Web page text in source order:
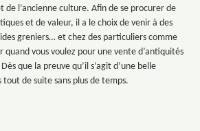
l’ancienne culture. Afin de se procurer de
et de valeur, il a le choix de venir à des
greniers… et chez des particuliers comme
quand vous voulez pour une vente d’antiquités
que la preuve qu’il s’agit d’une belle
de suite sans plus de temps.